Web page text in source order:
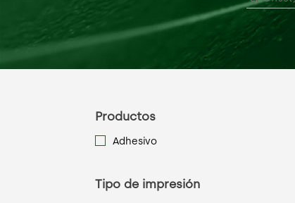
Productos
Adhesivo
Tipo de impresión